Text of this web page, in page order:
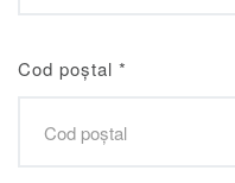
Cod poștal *